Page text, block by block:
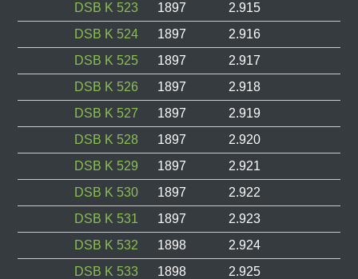
DSB K 523
1897
2.915
DSB K 524
1897
2.916
DSB K 525
1897
2.917
DSB K 526
1897
2.918
DSB K 527
1897
2.919
DSB K 528
1897
2.920
DSB K 529
1897
2.921
DSB K 530
1897
2.922
DSB K 531
1897
2.923
DSB K 532
1898
2.924
DSB K 533
1898
2.925